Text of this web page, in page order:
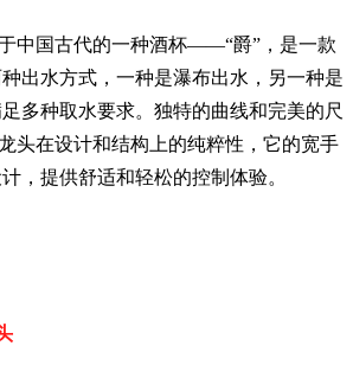
中国古代的一种酒杯——“爵”，是一款
出水方式，一种是瀑布出水，另一种是
多种取水要求。独特的曲线和完美的尺
头在设计和结构上的纯粹性，它的宽手
，提供舒适和轻松的控制体验。